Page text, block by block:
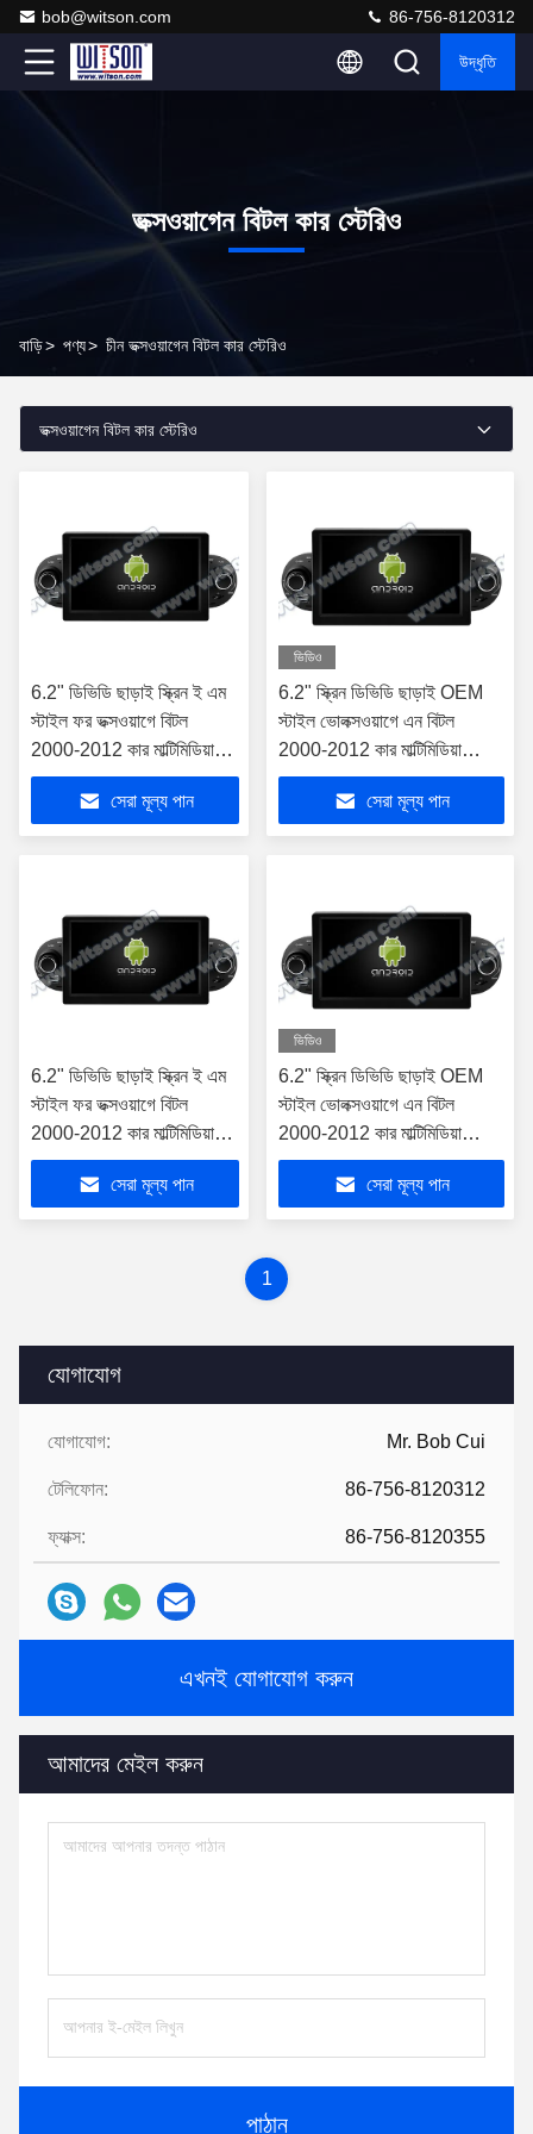
bob@witson.com 86-756-8120312
উদ্ধৃতি
ভক্সওয়াগেন বিটল কার স্টেরিও
বাড়ি> পণ্য> চীন ভক্সওয়াগেন বিটল কার স্টেরিও
যোগাযোগ
যোগাযোগ: Mr. Bob Cui
টেলিফোন: 86-756-8120312
ফ্যাক্স: 86-756-8120355
এখনই যোগাযোগ করুন
আমাদের মেইল ​​করুন
পাঠান
ভক্সওয়াগেন বিটল কার স্টেরিও
6.2" ডিভিডি ছাড়াই স্ক্রিন ই এম
স্টাইল ফর ভক্সওয়াগে বিটল
2000-2012 কার মাল্টিমিডিয়া
স্টেরিও জিপিএস কারপ্লে প্লেয়ার
সেরা মূল্য পান
ভিডিও
6.2" স্ক্রিন ডিভিডি ছাড়াই OEM
স্টাইল ভোলক্সওয়াগে এন বিটল
2000-2012 কার মাল্টিমিডিয়া
স্টেরিও জিপিএস কারপ্লে প্লেয়ার
((TAS/TB সেরা মূল্য পান
6.2" ডিভিডি ছাড়াই স্ক্রিন ই এম
স্টাইল ফর ভক্সওয়াগে বিটল
2000-2012 কার মাল্টিমিডিয়া
স্টেরিও জিপিএস কারপ্লে প্লেয়ার
সেরা মূল্য পান
ভিডিও
6.2" স্ক্রিন ডিভিডি ছাড়াই OEM
স্টাইল ভোলক্সওয়াগে এন বিটল
2000-2012 কার মাল্টিমিডিয়া
স্টেরিও জিপিএস কারপ্লে প্লেয়ার
((TAS/TB সেরা মূল্য পান
1